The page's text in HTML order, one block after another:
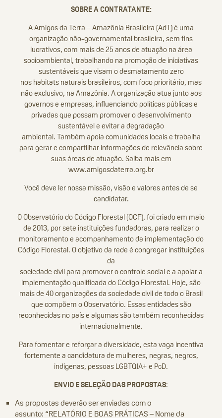
SOBRE A CONTRATANTE:
A Amigos da Terra – Amazônia Brasileira (AdT) é uma
organização não-governamental brasileira, sem fins
lucrativos, com mais de 25 anos de atuação na área
socioambiental, trabalhando na promoção de iniciativas
sustentáveis que visam o desmatamento zero
nos habitats naturais brasileiros, com foco prioritário, mas
não exclusivo, na Amazônia. A organização atua junto aos
governos e empresas, influenciando políticas públicas e
privadas que possam promover o desenvolvimento
sustentável e evitar a degradação
ambiental. Também apoia comunidades locais e trabalha
para gerar e compartilhar informações de relevância sobre
suas áreas de atuação. Saiba mais em
www.amigosdaterra.org.br
Você deve ler nossa missão, visão e valores antes de se
candidatar.
O Observatório do Código Florestal (OCF), foi criado em maio
de 2013, por sete instituições fundadoras, para realizar o
monitoramento e acompanhamento da implementação do
Código Florestal. O objetivo da rede é congregar instituições
da
sociedade civil para promover o controle social e a apoiar a
implementação qualificada do Código Florestal. Hoje, são
mais de 40 organizações da sociedade civil de todo o Brasil
que compõem o Observatório. Essas entidades são
reconhecidas no país e algumas são também reconhecidas
internacionalmente.
Para fomentar e reforçar a diversidade, esta vaga incentiva
fortemente a candidatura de mulheres, negras, negros,
indígenas, pessoas LGBTQIA+ e PcD.
ENVIO E SELEÇÃO DAS PROPOSTAS:
As propostas deverão ser enviadas com o
assunto: “RELATÓRIO E BOAS PRÁTICAS – Nome da